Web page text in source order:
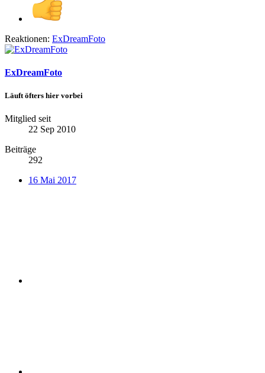
Reaktionen: ExDreamFoto
ExDreamFoto
Läuft öfters hier vorbei
Mitglied seit
22 Sep 2010
Beiträge
292
16 Mai 2017